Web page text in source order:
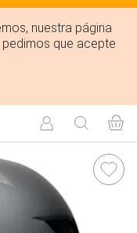
nuestra página
que acepte